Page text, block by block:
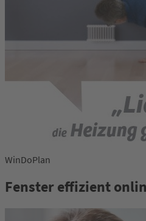
WinDoPlan
Fenster effizient